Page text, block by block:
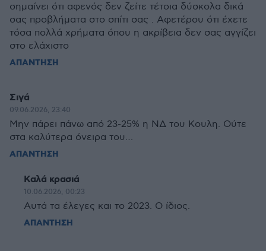
σημαίνει ότι αφενός δεν ζείτε τέτοια δύσκολα δικά
σας προβλήματα στο σπίτι σας . Αφετέρου ότι έχετε
τόσα πολλά χρήματα όπου η ακρίβεια δεν σας αγγίζει
στο ελάχιστο
ΑΠΑΝΤΗΣΗ
Σιγά
09.06.2026, 23:40
Μην πάρει πάνω από 23-25% η ΝΔ του Κουλη. Ούτε
στα καλύτερα όνειρα του…
ΑΠΑΝΤΗΣΗ
Καλά κρασιά
10.06.2026, 00:23
Αυτά τα έλεγες και το 2023. Ο ίδιος.
ΑΠΑΝΤΗΣΗ